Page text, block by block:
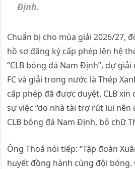
Định.
Chuẩn bị cho mùa giải 2026/27,
hồ sơ đăng ký cấp phép lên hệ
“CLB bóng đá Nam Định”, dự
FC và giải trong nước là Thép
cấp phép đã được duyệt. CLB
sự việc “do nhà tài trợ rút lui nên
CLB bóng đá Nam Định, bỏ chữ
Ông Thoả nói tiếp: “Tập đoàn
huyết đồng hành cùng đội bóng.